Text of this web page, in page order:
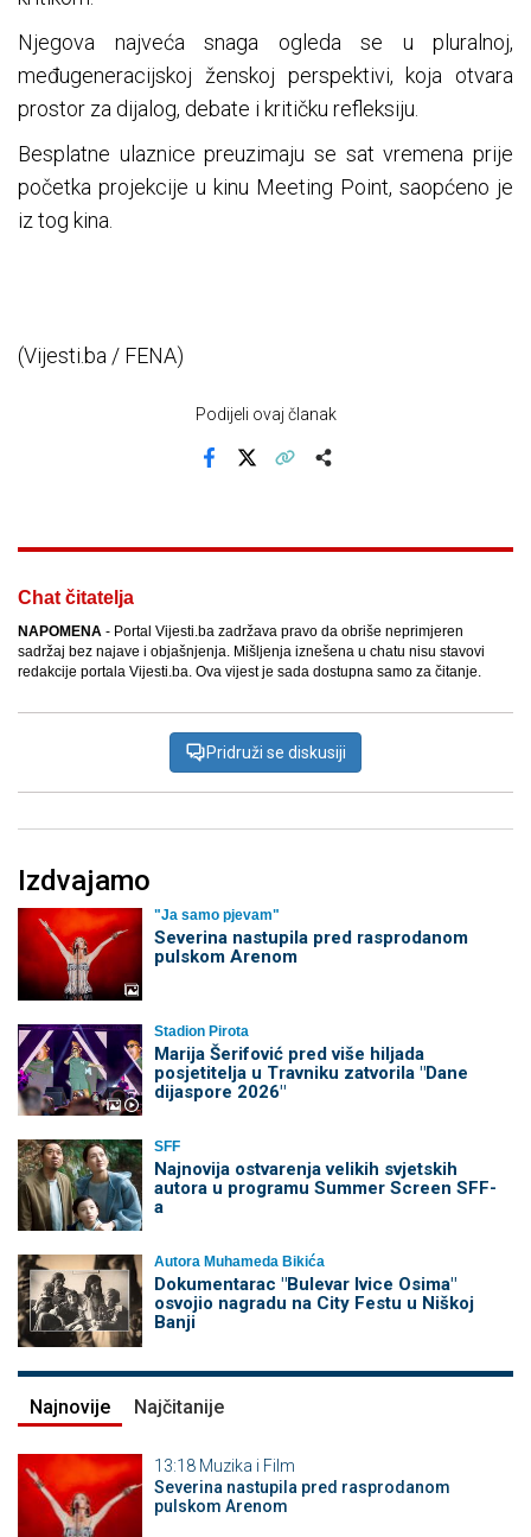
Njegova najveća snaga ogleda se u pluralnoj,
međugeneracijskoj ženskoj perspektivi, koja otvara
prostor za dijalog, debate i kritičku refleksiju.
Besplatne ulaznice preuzimaju se sat vremena prije
početka projekcije u kinu Meeting Point, saopćeno je
iz tog kina.
(Vijesti.ba / FENA)
Podijeli ovaj članak
Chat čitatelja
NAPOMENA - Portal Vijesti.ba zadržava pravo da obriše neprimjeren
sadržaj bez najave i objašnjenja. Mišljenja iznešena u chatu nisu stavovi
redakcije portala Vijesti.ba. Ova vijest je sada dostupna samo za čitanje.
Pridruži se diskusiji
Izdvajamo
"Ja samo pjevam"
Severina nastupila pred rasprodanom
pulskom Arenom
Stadion Pirota
Marija Šerifović pred više hiljada
posjetitelja u Travniku zatvorila "Dane
dijaspore 2026"
SFF
Najnovija ostvarenja velikih svjetskih
autora u programu Summer Screen SFF-
a
Autora Muhameda Bikića
Dokumentarac "Bulevar Ivice Osima"
osvojio nagradu na City Festu u Niškoj
Banji
Najnovije Najčitanije
13:18 Muzika i Film
Severina nastupila pred rasprodanom
pulskom Arenom